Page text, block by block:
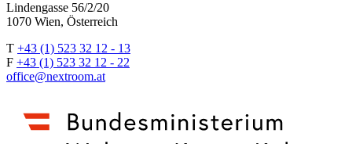
Lindengasse 56/2/20
1070 Wien, Österreich
T +43 (1) 523 32 12 - 13
F +43 (1) 523 32 12 - 22
office@nextroom.at